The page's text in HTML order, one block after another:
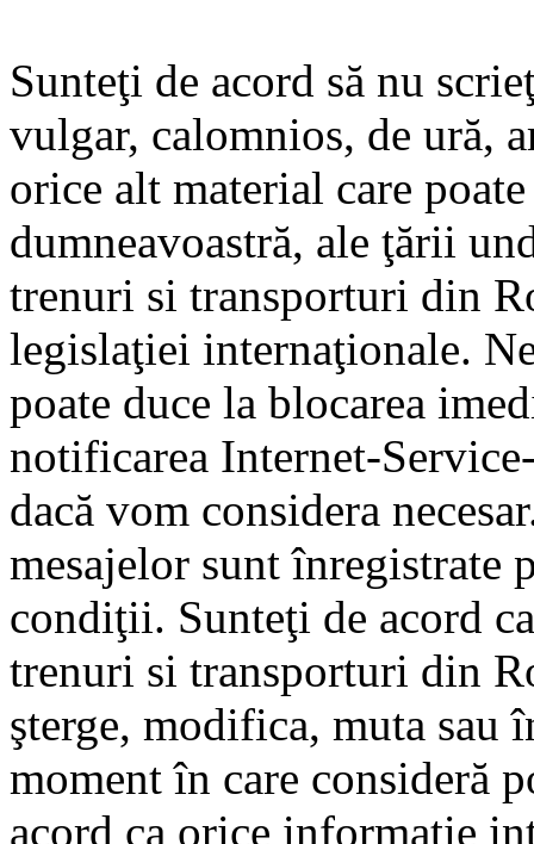
Sunteţi de acord să nu
vulgar, calomnios, de ură,
orice alt material care
dumneavoastră, ale ţării
trenuri si transporturi din
legislaţiei internaţionale.
poate duce la blocarea
notificarea Internet-
dacă vom considera
mesajelor sunt înregistrate
condiţii. Sunteţi de acord
trenuri si transporturi din
şterge, modifica, muta sau
moment în care consideră
acord ca orice informaţie